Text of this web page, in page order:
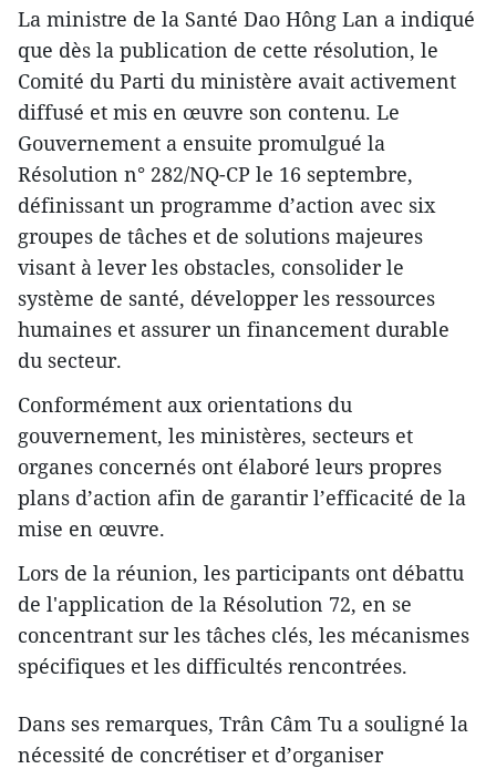
La ministre de la Santé Dao Hông Lan a indiqué
que dès la publication de cette résolution, le
Comité du Parti du ministère avait activement
diffusé et mis en œuvre son contenu. Le
Gouvernement a ensuite promulgué la
Résolution n° 282/NQ-CP le 16 septembre,
définissant un programme d’action avec six
groupes de tâches et de solutions majeures
visant à lever les obstacles, consolider le
système de santé, développer les ressources
humaines et assurer un financement durable
du secteur.
Conformément aux orientations du
gouvernement, les ministères, secteurs et
organes concernés ont élaboré leurs propres
plans d’action afin de garantir l’efficacité de la
mise en œuvre.
Lors de la réunion, les participants ont débattu
de l'application de la Résolution 72, en se
concentrant sur les tâches clés, les mécanismes
spécifiques et les difficultés rencontrées.
Dans ses remarques, Trân Câm Tu a souligné la
nécessité de concrétiser et d’organiser